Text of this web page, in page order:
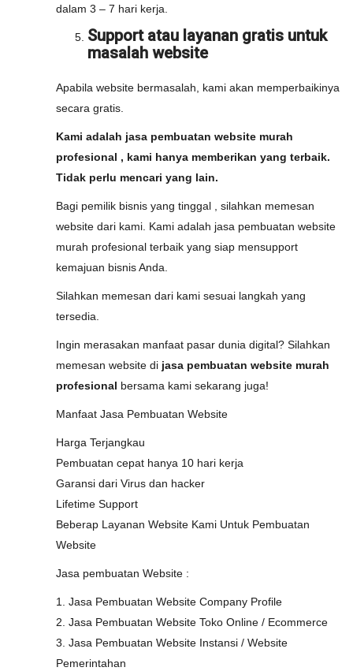
dalam 3 – 7 hari kerja.
Support atau layanan gratis untuk
masalah website
Apabila website bermasalah, kami akan memperbaikinya
secara gratis.
Kami adalah jasa pembuatan website murah
profesional , kami hanya memberikan yang terbaik.
Tidak perlu mencari yang lain.
Bagi pemilik bisnis yang tinggal , silahkan memesan
website dari kami. Kami adalah jasa pembuatan website
murah profesional terbaik yang siap mensupport
kemajuan bisnis Anda.
Silahkan memesan dari kami sesuai langkah yang
tersedia.
Ingin merasakan manfaat pasar dunia digital? Silahkan
memesan website di jasa pembuatan website murah
profesional bersama kami sekarang juga!
Manfaat Jasa Pembuatan Website
Harga Terjangkau
Pembuatan cepat hanya 10 hari kerja
Garansi dari Virus dan hacker
Lifetime Support
Beberap Layanan Website Kami Untuk Pembuatan
Website
Jasa pembuatan Website :
1. Jasa Pembuatan Website Company Profile
2. Jasa Pembuatan Website Toko Online / Ecommerce
3. Jasa Pembuatan Website Instansi / Website
Pemerintahan